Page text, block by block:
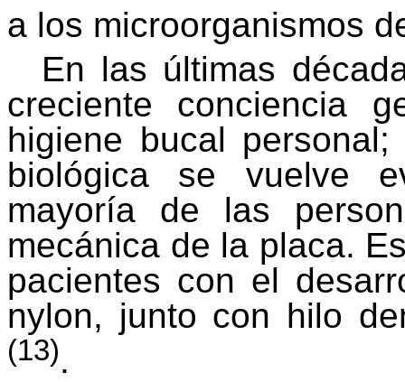
a los microorganismos
En las últimas
creciente conciencia
higiene bucal
biológica se vuelve
mayoría de las
mecánica de la placa.
pacientes con el
nylon, junto con hilo
(13).